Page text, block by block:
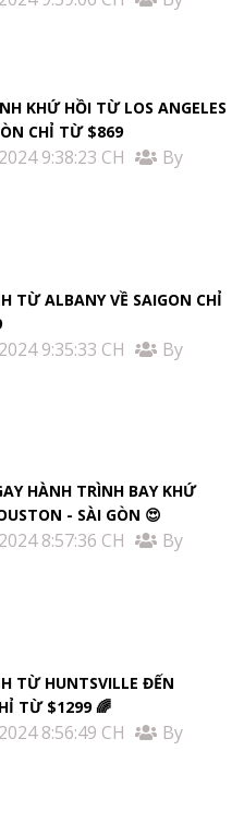
KHỨ HỒI TỪ LOS ANGELES
CHỈ TỪ $869
9:38:23 CH
By
TỪ ALBANY VỀ SAIGON CHỈ
9:35:33 CH
By
HÀNH TRÌNH BAY KHỨ
- SÀI GÒN 😍
8:57:36 CH
By
TỪ HUNTSVILLE ĐẾN
TỪ $1299 🌈
8:56:49 CH
By